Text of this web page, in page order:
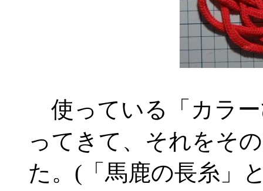
使っている「カラ
ってきて、それをそ
た。(「馬鹿の長糸」